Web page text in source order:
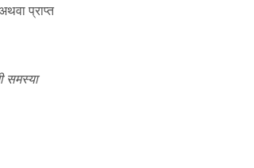
प्राप्त
समस्या